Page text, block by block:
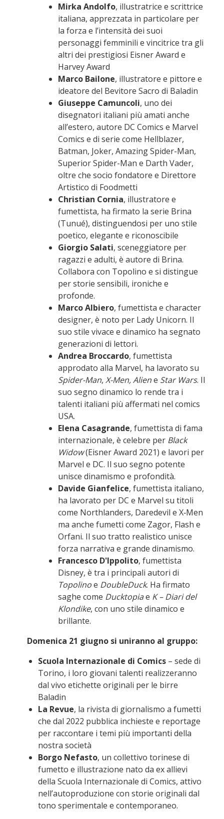
Mirka Andolfo, illustratrice e scrittrice
italiana, apprezzata in particolare per
la forza e l’intensità dei suoi
personaggi femminili e vincitrice tra gli
altri dei prestigiosi Eisner Award e
Harvey Award
Marco Bailone, illustratore e pittore e
ideatore del Bevitore Sacro di Baladin
Giuseppe Camuncoli, uno dei
disegnatori italiani più amati anche
all’estero, autore DC Comics e Marvel
Comics e di serie come Hellblazer,
Batman, Joker, Amazing Spider-Man,
Superior Spider-Man e Darth Vader,
oltre che socio fondatore e Direttore
Artistico di Foodmetti
Christian Cornia, illustratore e
fumettista, ha firmato la serie Brina
(Tunué), distinguendosi per uno stile
poetico, elegante e riconoscibile
Giorgio Salati, sceneggiatore per
ragazzi e adulti, è autore di Brina.
Collabora con Topolino e si distingue
per storie sensibili, ironiche e
profonde.
Marco Albiero, fumettista e character
designer, è noto per Lady Unicorn. Il
suo stile vivace e dinamico ha segnato
generazioni di lettori.
Andrea Broccardo, fumettista
approdato alla Marvel, ha lavorato su
Spider-Man, X-Men, Aliene Star Wars. Il
suo segno dinamico lo rende tra i
talenti italiani più affermati nel comics
USA.
Elena Casagrande, fumettista di fama
internazionale, è celebre per Black
Widow(Eisner Award 2021) e lavori per
Marvel e DC. Il suo segno potente
unisce dinamismo e profondità.
Davide Gianfelice, fumettista italiano,
ha lavorato per DC e Marvel su titoli
come Northlanders, Daredevil e X‑Men
ma anche fumetti come Zagor, Flash e
Orfani. Il suo tratto realistico unisce
forza narrativa e grande dinamismo.
Francesco D'Ippolito, fumettista
Disney, è tra i principali autori di
Topolinoe DoubleDuck. Ha firmato
saghe come Ducktopiae K – Diari del
Klondike, con uno stile dinamico e
brillante.
Domenica 21 giugno si uniranno al gruppo:
Scuola Internazionale di Comics – sede di
Torino, i loro giovani talenti realizzeranno
dal vivo etichette originali per le birre
Baladin
La Revue, la rivista di giornalismo a fumetti
che dal 2022 pubblica inchieste e reportage
per raccontare i temi più importanti della
nostra società
Borgo Nefasto, un collettivo torinese di
fumetto e illustrazione nato da ex allievi
della Scuola Internazionale di Comics, attivo
nell’autoproduzione con storie originali dal
tono sperimentale e contemporaneo.